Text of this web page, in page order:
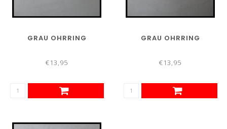
GRAU OHRRING
€13,95
GRAU OHRRING
€13,95